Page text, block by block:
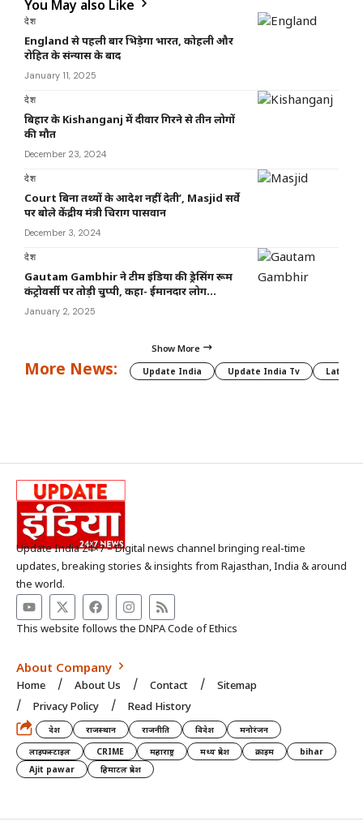
You May also Like
देश
England से पहली बार भिड़ेगा भारत, कोहली और
रोहित के संन्यास के बाद
January 11, 2025
देश
बिहार के Kishanganj में दीवार गिरने से तीन लोगों
की मौत
December 23, 2024
देश
Court बिना तथ्यों के आदेश नहीं देती’, Masjid सर्वे
पर बोले केंद्रीय मंत्री चिराग पासवान
December 3, 2024
देश
Gautam Gambhir ने टीम इंडिया की ड्रेसिंग रूम
कंट्रोवर्सी पर तोड़ी चुप्पी, कहा- ईमानदार लोग…
January 2, 2025
Show More
More News: Update India Update India Tv Latest
Update India 24×7 – Digital news channel bringing real-time
updates, breaking stories & insights from Rajasthan, India & around
the world.
This website follows the DNPA Code of Ethics
About Company
Home About Us Contact
Sitemap
Privacy Policy
Read History
देश राजस्थान राजनीति विदेश
मनोरंजन
लाइफस्टाइल
CRIME महाराष्ट्र मध्य प्रदेश क्राइम
bihar
Ajit pawar
हिमाटल प्रदेश